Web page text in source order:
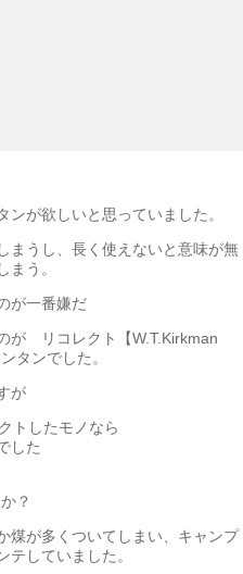
が欲しいと思っていました。
まうし、長く使えないと意味が無
まう。
が一番嫌だ
が リコレクト【W.T.Kirkman
タンでした。
が
トしたモノなら
した
？
煤が多くついてしまい、キャンプ
していました。